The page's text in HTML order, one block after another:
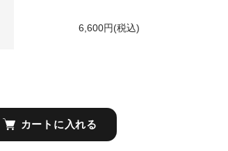
6,600円(税込)
カートに入れる